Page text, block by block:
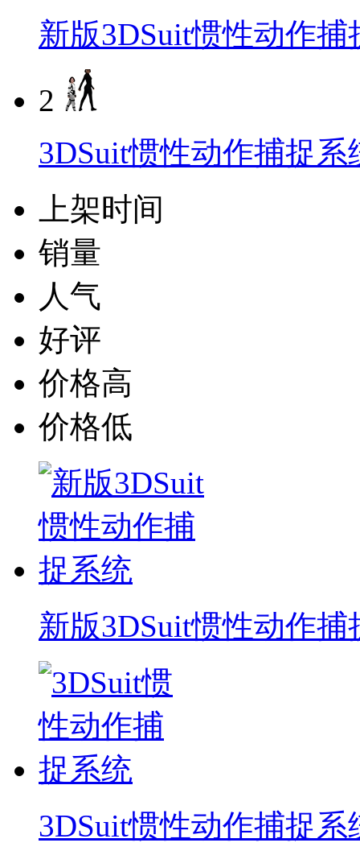
新版3DSuit惯性动作捕
2
3DSuit惯性动作捕捉系
上架时间
销量
人气
好评
价格高
价格低
新版3DSuit惯性动作捕
3DSuit惯性动作捕捉系